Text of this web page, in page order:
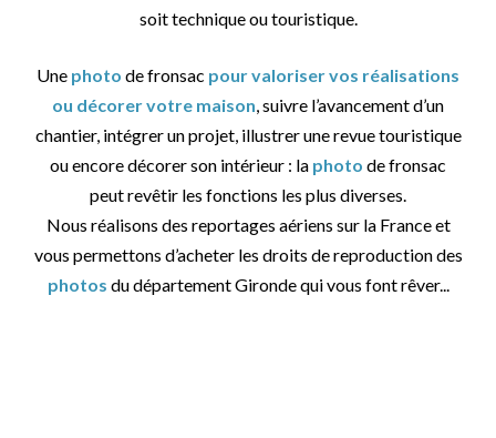
soit technique ou touristique.
Une photo de fronsac pour valoriser vos réalisations
ou décorer votre maison, suivre l’avancement d’un
chantier, intégrer un projet, illustrer une revue touristique
ou encore décorer son intérieur : la photo de fronsac
peut revêtir les fonctions les plus diverses.
Nous réalisons des reportages aériens sur la France et
vous permettons d’acheter les droits de reproduction des
photos du département Gironde qui vous font rêver...